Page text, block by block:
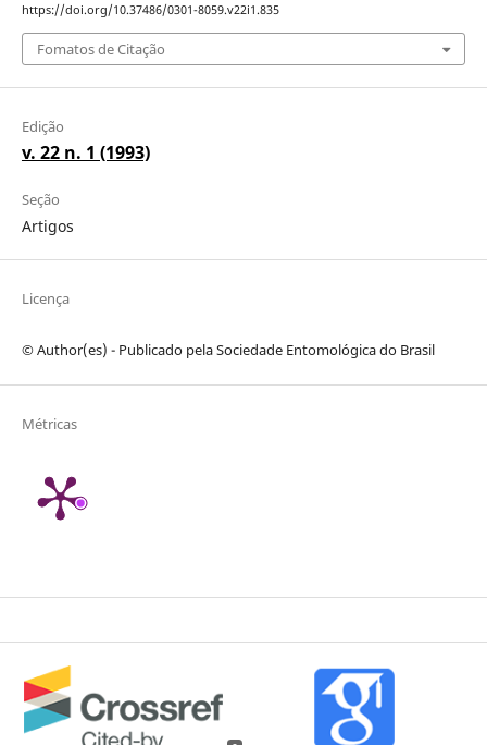
https://doi.org/10.37486/0301-8059.v22i1.835
Fomatos de Citação
Edição
v. 22 n. 1 (1993)
Seção
Artigos
Licença
© Author(es) - Publicado pela Sociedade Entomológica do Brasil
Métricas